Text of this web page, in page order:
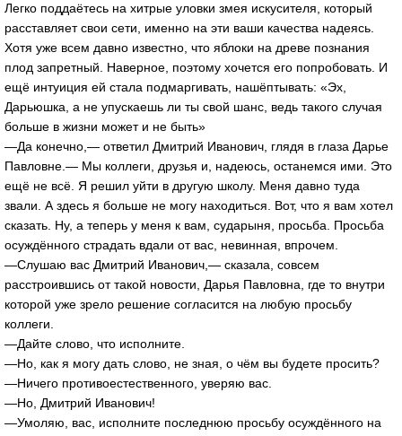
Легко поддаётесь на хитрые уловки змея искусителя, который
расставляет свои сети, именно на эти ваши качества надеясь.
Хотя уже всем давно известно, что яблоки на древе познания
плод запретный. Наверное, поэтому хочется его попробовать. И
ещё интуиция ей стала подмаргивать, нашёптывать: «Эх,
Дарьюшка, а не упускаешь ли ты свой шанс, ведь такого случая
больше в жизни может и не быть»
—Да конечно,— ответил Дмитрий Иванович, глядя в глаза Дарье
Павловне.— Мы коллеги, друзья и, надеюсь, останемся ими. Это
ещё не всё. Я решил уйти в другую школу. Меня давно туда
звали. А здесь я больше не могу находиться. Вот, что я вам хотел
сказать. Ну, а теперь у меня к вам, сударыня, просьба. Просьба
осуждённого страдать вдали от вас, невинная, впрочем.
—Слушаю вас Дмитрий Иванович,— сказала, совсем
расстроившись от такой новости, Дарья Павловна, где то внутри
которой уже зрело решение согласится на любую просьбу
коллеги.
—Дайте слово, что исполните.
—Но, как я могу дать слово, не зная, о чём вы будете просить?
—Ничего противоестественного, уверяю вас.
—Но, Дмитрий Иванович!
—Умоляю, вас, исполните последнюю просьбу осуждённого на